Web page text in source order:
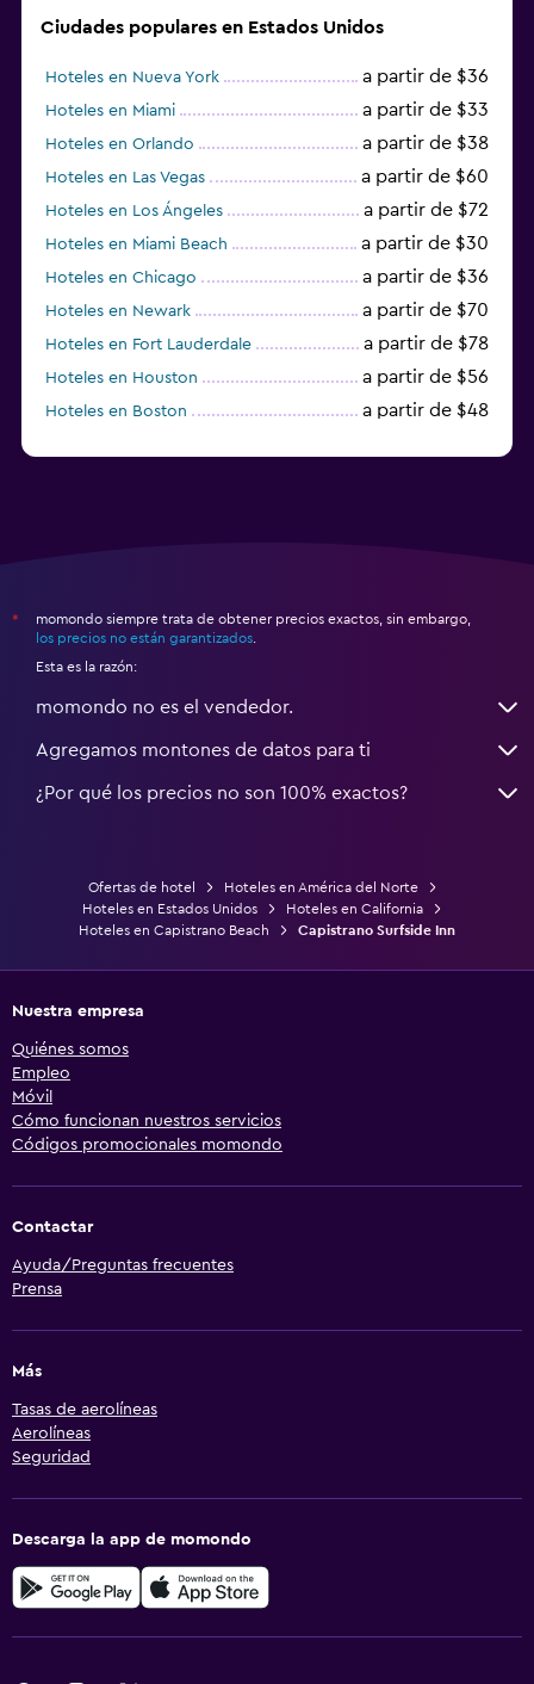
Ciudades populares en Estados Unidos
Hoteles en Nueva York a partir de $36
Hoteles en Miami a partir de $33
Hoteles en Orlando a partir de $38
Hoteles en Las Vegas a partir de $60
Hoteles en Los Ángeles a partir de $72
Hoteles en Miami Beach a partir de $30
Hoteles en Chicago a partir de $36
Hoteles en Newark a partir de $70
Hoteles en Fort Lauderdale a partir de $78
Hoteles en Houston a partir de $56
Hoteles en Boston a partir de $48
*
momondo siempre trata de obtener precios exactos, sin embargo,
los precios no están garantizados
Esta es la razón:
momondo no es el vendedor.
Agregamos montones de datos para ti
¿Por qué los precios no son 100% exactos?
Ofertas de hotel
Hoteles en América del Norte
Hoteles en Estados Unidos
Hoteles en California
Hoteles en Capistrano Beach
Capistrano Surfside Inn
Nuestra empresa
Quiénes somos
Empleo
Móvil
Cómo funcionan nuestros servicios
Códigos promocionales momondo
Contactar
Ayuda/Preguntas frecuentes
Prensa
Más
Tasas de aerolíneas
Aerolíneas
Seguridad
Descarga la app de momondo